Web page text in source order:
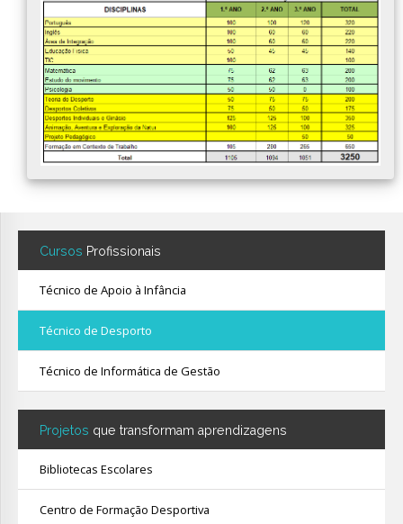
Cursos Profissionais
Técnico de Apoio à Infância
Técnico de Desporto
Técnico de Informática de Gestão
Projetos que transformam aprendizagens
Bibliotecas Escolares
Centro de Formação Desportiva